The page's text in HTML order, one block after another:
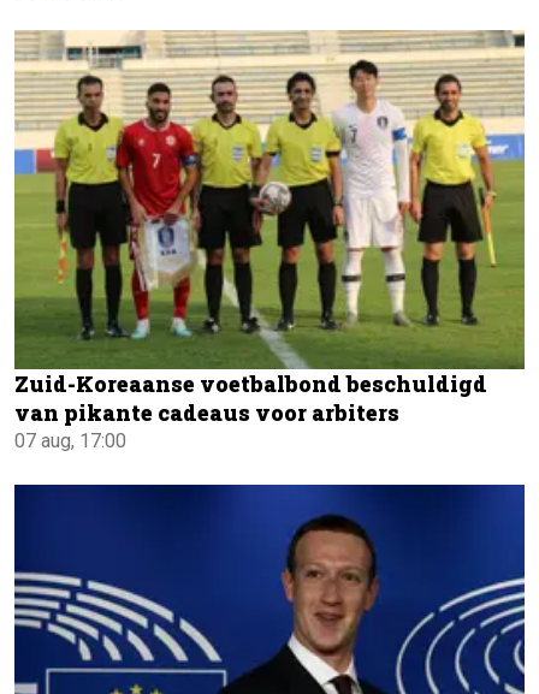
Zuid-Koreaanse voetbalbond beschuldigd
van pikante cadeaus voor arbiters
07 aug, 17:00